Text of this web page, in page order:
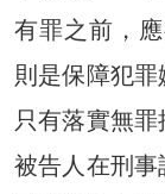
有罪之前，
則是保障犯罪
只有落實無罪
被告人在刑